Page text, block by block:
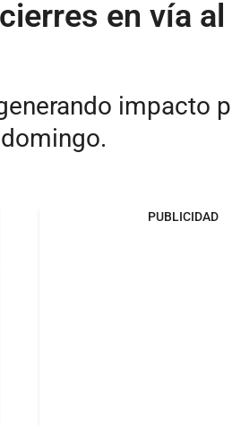
en vía al
impacto
PUBLICIDAD